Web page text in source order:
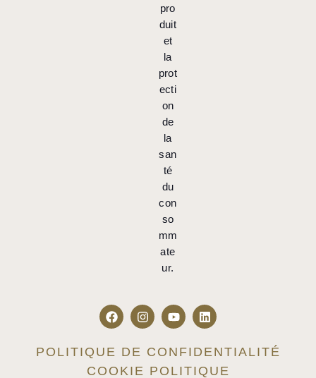
pro
duit
et
la
prot
ecti
on
de
la
san
té
du
con
so
mm
ate
ur.
POLITIQUE DE CONFIDENTIALITÉ
COOKIE POLITIQUE